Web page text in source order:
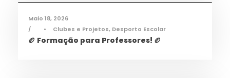
Maio 18, 2026
•
Clubes e Projetos, Desporto Escolar
🏉 Formação para Professores! 🏉